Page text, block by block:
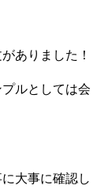
ありました！
ルとしては会
大事に確認し